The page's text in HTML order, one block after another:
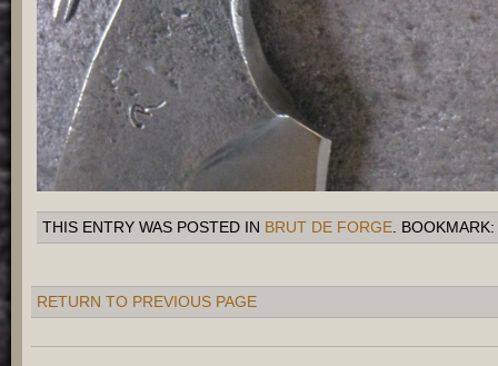
THIS ENTRY WAS POSTED IN BRUT DE FORGE. BOOKMARK:
RETURN TO PREVIOUS PAGE